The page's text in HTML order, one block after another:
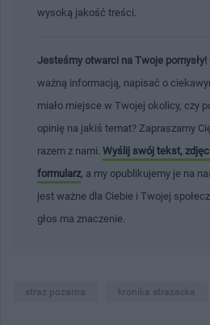
wysoką jakość treści.
Jesteśmy otwarci na Twoje pomysły!
ważną informacją, napisać o
miało miejsce w Twojej okolicy, czy
opinię na jakiś temat? Zapraszamy
razem z nami. Wyślij swój tekst,
formularz , a my opublikujemy je na
jest ważne dla Ciebie i Twojej
głos ma znaczenie.
straz pozarna kronika strazacka